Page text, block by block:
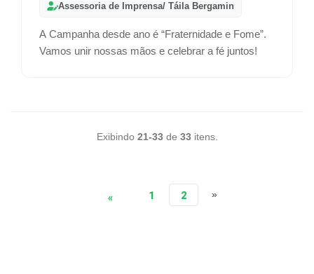
Assessoria de Imprensa/ Táila Bergamin
A Campanha desde ano é “Fraternidade e Fome”.
Vamos unir nossas mãos e celebrar a fé juntos!
Exibindo 21-33de 33itens.
« 1 2 »